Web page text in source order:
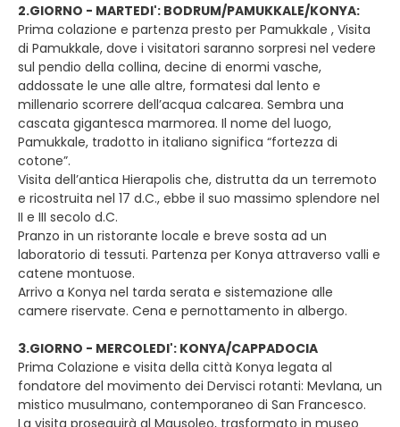
2.GIORNO - MARTEDI': BODRUM/PAMUKKALE/KONYA:
Prima colazione e partenza presto per Pamukkale , Visita
di Pamukkale, dove i visitatori saranno sorpresi nel vedere
sul pendio della collina, decine di enormi vasche,
addossate le une alle altre, formatesi dal lento e
millenario scorrere dell’acqua calcarea. Sembra una
cascata gigantesca marmorea. Il nome del luogo,
Pamukkale, tradotto in italiano significa “fortezza di
cotone”.
Visita dell’antica Hierapolis che, distrutta da un terremoto
e ricostruita nel 17 d.C., ebbe il suo massimo splendore nel
II e III secolo d.C.
Pranzo in un ristorante locale e breve sosta ad un
laboratorio di tessuti. Partenza per Konya attraverso valli e
catene montuose.
Arrivo a Konya nel tarda serata e sistemazione alle
camere riservate. Cena e pernottamento in albergo.
3.GIORNO - MERCOLEDI': KONYA/CAPPADOCIA
Prima Colazione e visita della città Konya legata al
fondatore del movimento dei Dervisci rotanti: Mevlana, un
mistico musulmano, contemporaneo di San Francesco.
La visita proseguirà al Mausoleo, trasformato in museo